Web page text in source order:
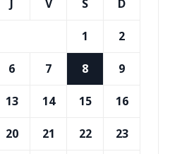
J V S D
1 2
6 7 8 9
13 14 15 16
20 21 22 23